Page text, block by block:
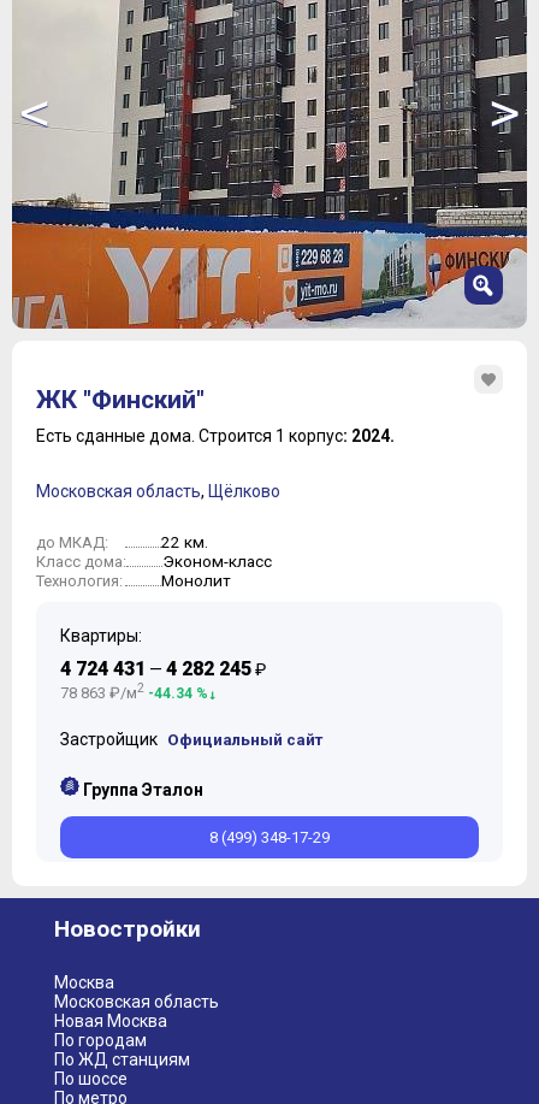
< >
3
4
6
8
ЖК "Финский"
Есть сданные дома. Строится 1 корпус: 2024.
Московская область, Щёлково
до МКАД: 22 км.
Класс дома: Эконом-класс
Технология: Монолит
Квартиры:
4 724 431 — 4 282 245₽
78 863 ₽/м2 -44.34 %
Застройщик Официальный сайт
Группа Эталон
8 (499) 348-17-29
Новостройки
Москва
Московская область
Новая Москва
По городам
По ЖД станциям
По шоссе
По метро